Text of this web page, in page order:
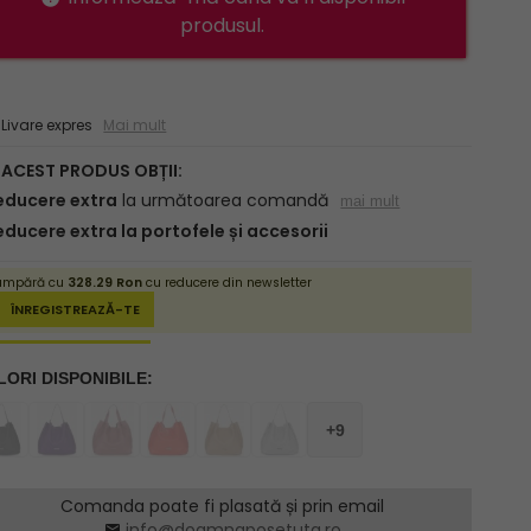
produsul.
expres Mai mult
Comanda poate fi plasată și prin email